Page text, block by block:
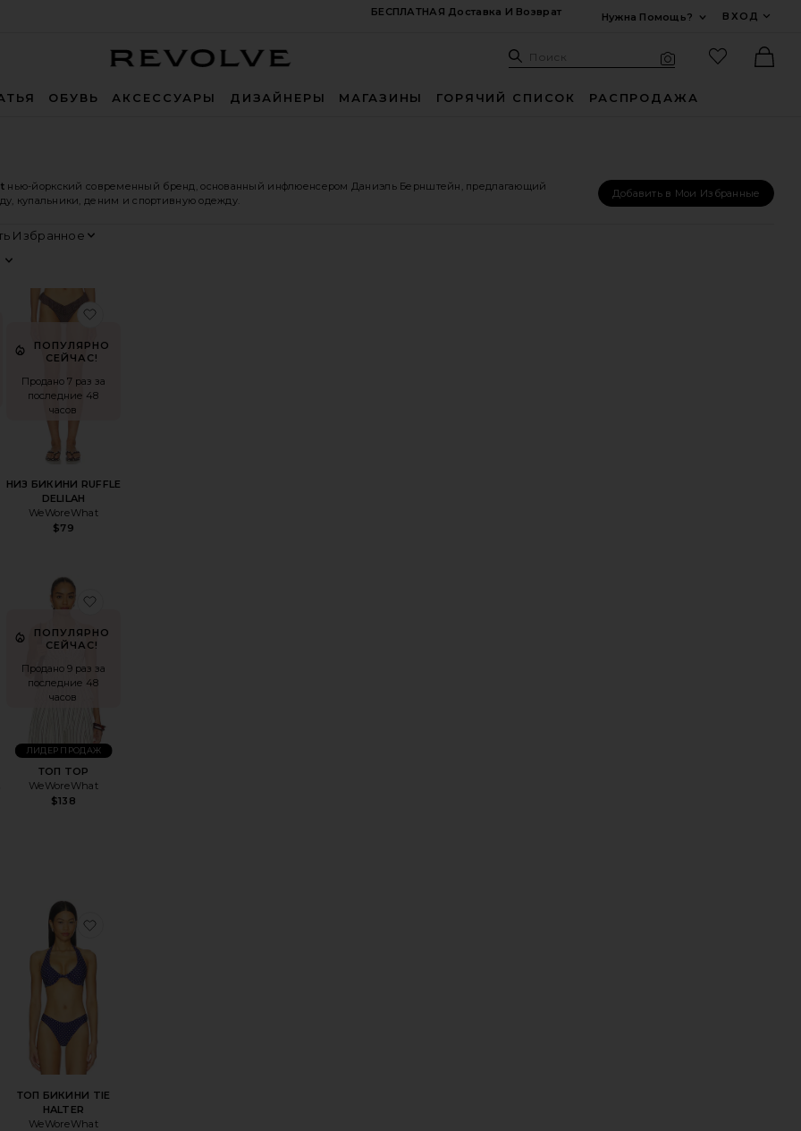
БЕСПЛАТНАЯ Доставка И Возврат
Нужна Помощь?
ВХОД
Поиск: Site
Поиск
ОБУВЬ АКСЕССУАРЫ ДИЗАЙНЕРЫ МАГАЗИНЫ ГОРЯЧИЙ СПИСОК РАСПРОДАЖА
нью-йоркский современный бренд, основанный инфлюенсером Даниэль Бернштейн, предлагающий
купальники, деним и спортивную одежду.
Добавить в Мои Избранные
Сортировать
RUFFLE BANDEAU
PANT
ПОПУЛЯРНО
СЕЙЧАС!
Продано 7 раз за
последние 48
часов
НИЗ БИКИНИ RUFFLE
DELILAH
WeWoreWhat
$79
BUNGEE SCOOP
DRESS КУРТКА ИЗ ИСКУССТВЕННОГО МЕХА.
ПОПУЛЯРНО
СЕЙЧАС!
Продано 9 раз за
последние 48
часов
ТОП TOP
WeWoreWhat
$138
ЛИДЕР ПРОДАЖ
BOWFULL COVERAGE UNDERWIRE
БИКИНИ DELILAH
ТОП БИКИНИ TIE
HALTER
WeWoreWhat